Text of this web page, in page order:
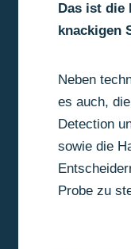
Das ist die
knackigen
Neben
es auch,
Detection
sowie die
Probe zu